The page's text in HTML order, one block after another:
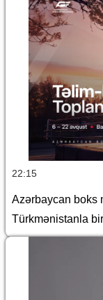
22:15
Azərbaycan boks
Türkmənistanla